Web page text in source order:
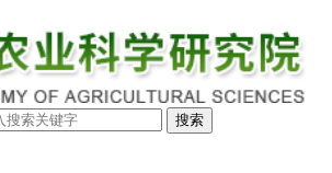
搜索